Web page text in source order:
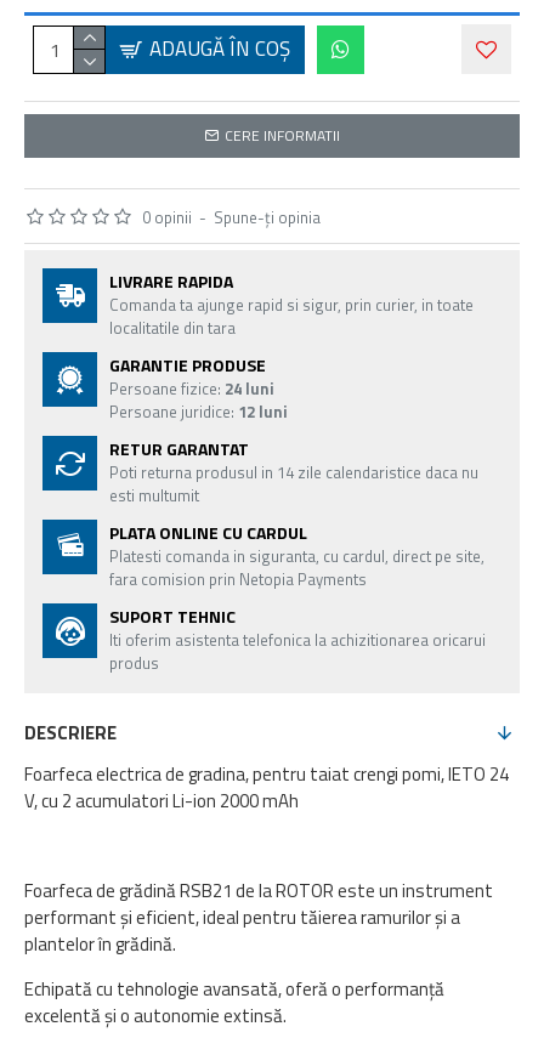
0 opinii - Spune-ţi opinia
ADAUGĂ ÎN COŞ
CERE INFORMATII
LIVRARE RAPIDA
Comanda ta ajunge rapid si sigur, prin curier, in toate
localitatile din tara
GARANTIE PRODUSE
Persoane fizice: 24 luni
Persoane juridice: 12 luni
RETUR GARANTAT
Poti returna produsul in 14 zile calendaristice daca nu
esti multumit
PLATA ONLINE CU CARDUL
Platesti comanda in siguranta, cu cardul, direct pe site,
fara comision prin Netopia Payments
SUPORT TEHNIC
Iti oferim asistenta telefonica la achizitionarea oricarui
produs
DESCRIERE
Foarfeca electrica de gradina, pentru taiat crengi pomi, IETO 24
V, cu 2 acumulatori Li-ion 2000 mAh
Foarfeca de grădină RSB21 de la ROTOR este un instrument
performant și eficient, ideal pentru tăierea ramurilor și a
plantelor în grădină.
Echipată cu tehnologie avansată, oferă o performanță
excelentă și o autonomie extinsă.